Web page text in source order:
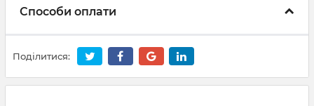
Способи оплати
Поділитися: